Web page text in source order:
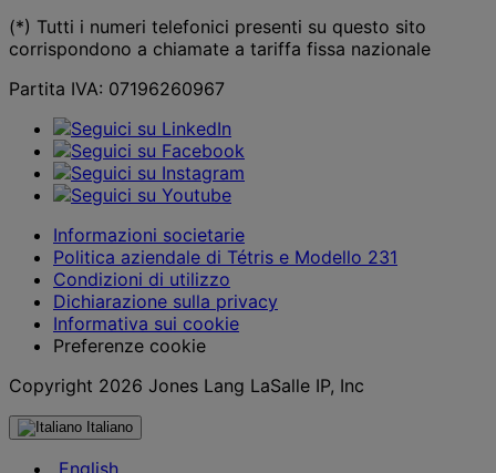
(*) Tutti i numeri telefonici presenti su questo sito
corrispondono a chiamate a tariffa fissa nazionale
Partita IVA: 07196260967
Informazioni societarie
Politica aziendale di Tétris e Modello 231
Condizioni di utilizzo
Dichiarazione sulla privacy
Informativa sui cookie
Preferenze cookie
Copyright 2026 Jones Lang LaSalle IP, Inc
Italiano